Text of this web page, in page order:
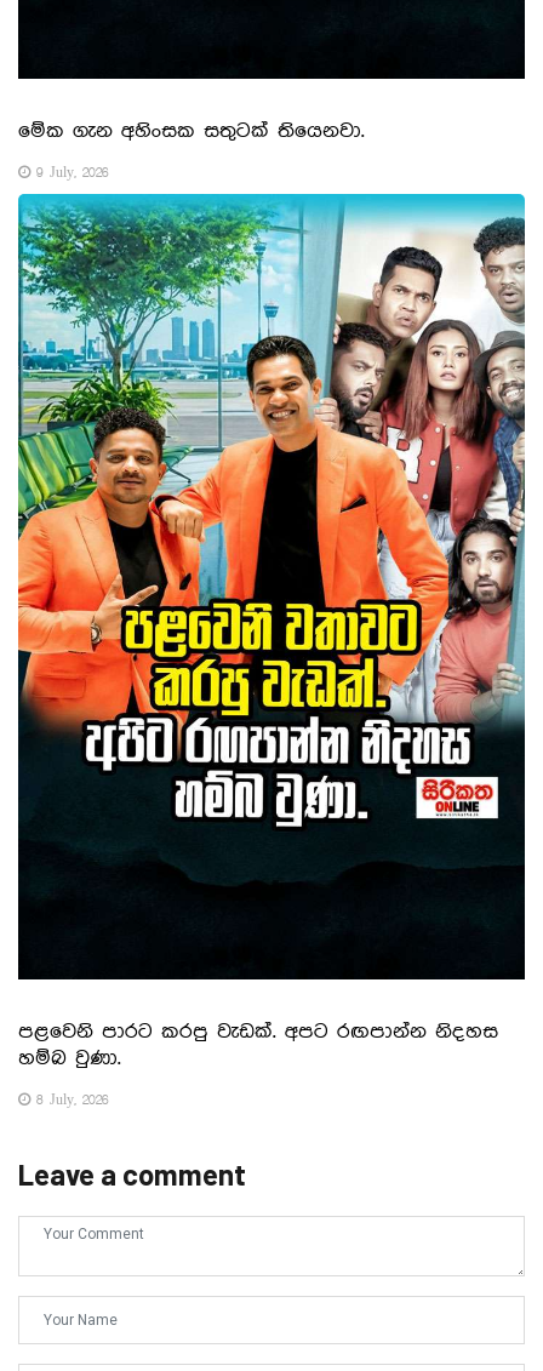
මේක ගැන අහිංසක සතුටක් තියෙනවා.
9 July, 2026
පළවෙනි පාරට කරපු වැඩක්. අපට රඟපාන්න නිදහස
හම්බ වුණා.
8 July, 2026
Leave a comment